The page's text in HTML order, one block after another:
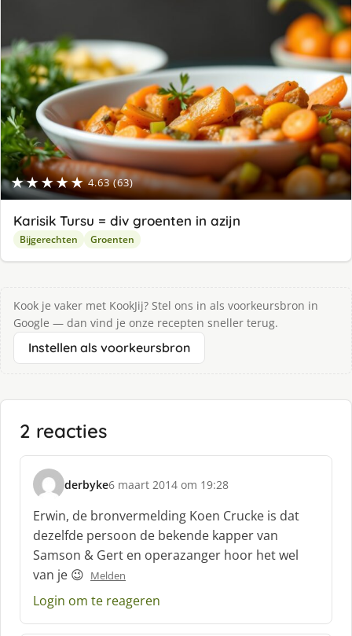
★★★★★ 4.63 (63)
Karisik Tursu = div groenten in azijn
Bijgerechten Groenten
Kook je vaker met KookJij? Stel ons in als voorkeursbron in
Google — dan vind je onze recepten sneller terug.
Instellen als voorkeursbron
2 reacties
derbyke
s
c
h
r
e
e
:
6 maart 2014 om 19:28
Erwin, de bronvermelding Koen Crucke is dat
dezelfde persoon de bekende kapper van
Samson & Gert en operazanger hoor het wel
van je 😉 Melden
Login om te reageren